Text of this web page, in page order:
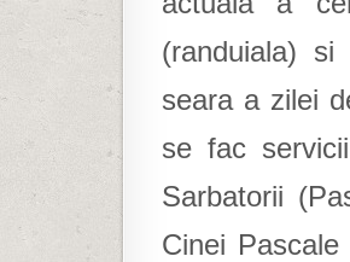
(randuiala)
seara a zilei
se fac
Sarbatorii
Cinei